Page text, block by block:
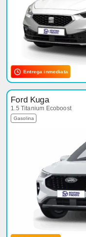
Entrega inmediata
Ford Kuga
1.5 Titanium Ecoboost
Gasolina